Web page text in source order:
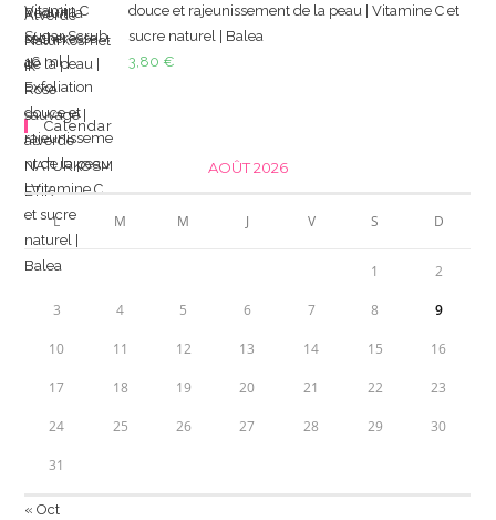
douce et rajeunissement de la peau | Vitamine C et
sucre naturel | Balea
3,80 €
Calendar
AOÛT 2026
L M M J V S D
1 2
3 4 5 6 7 8 9
10 11 12 13 14 15 16
17 18 19 20 21 22 23
24 25 26 27 28 29 30
31
« Oct